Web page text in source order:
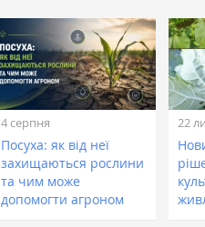
4 серпня
Посуха: як від неї
захищаються рослини
та чим може
допомогти агроном
22